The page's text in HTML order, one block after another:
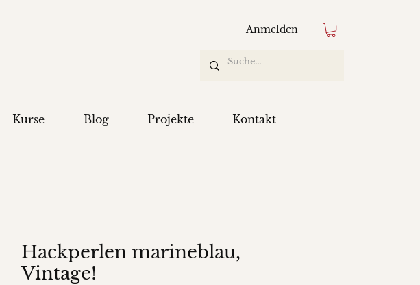
Anmelden
Kurse Blog Projekte Kontakt
Hackperlen marineblau,
Vintage!